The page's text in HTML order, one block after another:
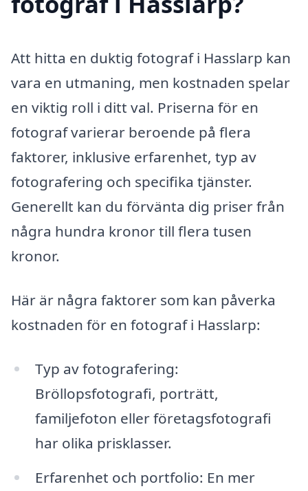
Att hitta en duktig fotograf i Hasslarp kan
vara en utmaning, men kostnaden spelar
en viktig roll i ditt val. Priserna för en
fotograf varierar beroende på flera
faktorer, inklusive erfarenhet, typ av
fotografering och specifika tjänster.
Generellt kan du förvänta dig priser från
några hundra kronor till flera tusen
kronor.
Här är några faktorer som kan påverka
kostnaden för en fotograf i Hasslarp:
Typ av fotografering:
Bröllopsfotografi, porträtt,
familjefoton eller företagsfotografi
har olika prisklasser.
Erfarenhet och portfolio: En mer